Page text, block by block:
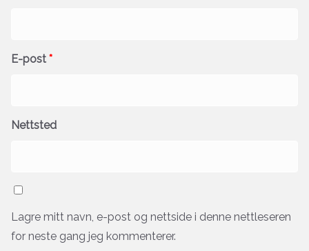
E-post *
Nettsted
Lagre mitt navn, e-post og nettside i denne nettleseren
for neste gang jeg kommenterer.